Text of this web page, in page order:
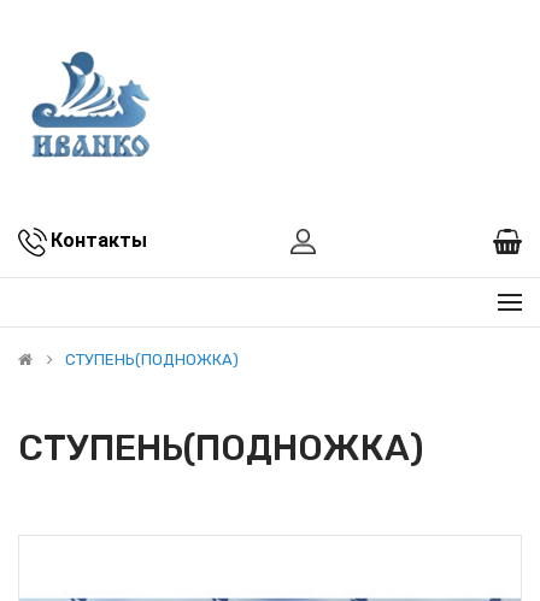
Контакты
СТУПЕНЬ(ПОДНОЖКА)
СТУПЕНЬ(ПОДНОЖКА)